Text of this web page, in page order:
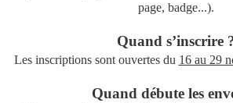
page, badge...).
Quand s’inscrire
Les inscriptions sont ouvertes du 16 au 29
Quand débute les